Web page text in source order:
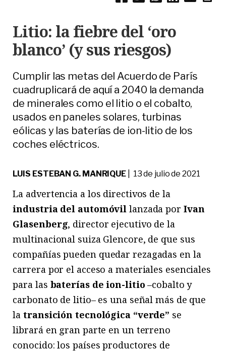
Litio: la fiebre del ‘oro
blanco’ (y sus riesgos)
Cumplir las metas del Acuerdo de París
cuadruplicará de aquí a 2040 la demanda
de minerales como el litio o el cobalto,
usados en paneles solares, turbinas
eólicas y las baterías de ion-litio de los
coches eléctricos.
LUIS ESTEBAN G. MANRIQUE | 13 de julio de 2021
La advertencia a los directivos de la
industria del automóvil lanzada por Ivan
Glasenberg, director ejecutivo de la
multinacional suiza Glencore, de que sus
compañías pueden quedar rezagadas en la
carrera por el acceso a materiales esenciales
para las baterías de ion-litio –cobalto y
carbonato de litio– es una señal más de que
latransición tecnológica “verde” se
librará en gran parte en un terreno
conocido: los países productores de